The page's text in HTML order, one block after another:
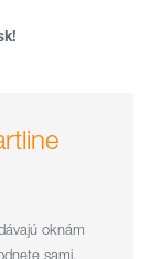
oknám
sami.